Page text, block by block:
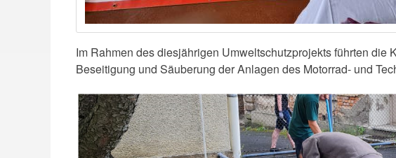
Im Rahmen des diesjährigen Umweltschutzprojekts führten
Beseitigung und Säuberung der Anlagen des Motorrad- und